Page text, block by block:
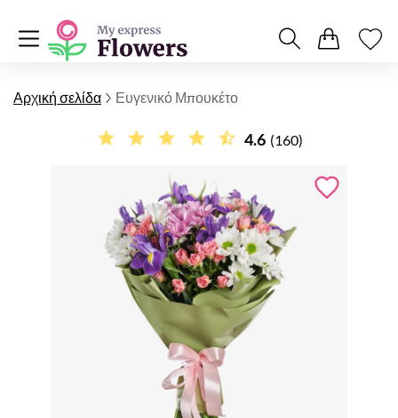
Αρχική σελίδα Ευγενικό Μπουκέτο
4.6 (160)